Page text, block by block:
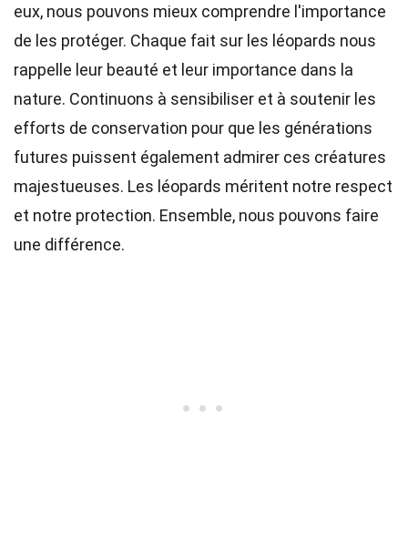
eux, nous pouvons mieux comprendre l'importance
de les protéger. Chaque fait sur les léopards nous
rappelle leur beauté et leur importance dans la
nature. Continuons à sensibiliser et à soutenir les
efforts de conservation pour que les générations
futures puissent également admirer ces créatures
majestueuses. Les léopards méritent notre respect
et notre protection. Ensemble, nous pouvons faire
une différence.